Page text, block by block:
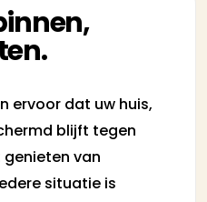
ervoor dat uw huis,
blijft tegen
van
situatie is